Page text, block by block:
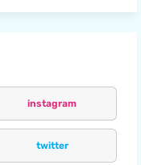
instagram
twitter